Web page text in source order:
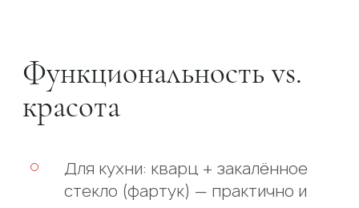
Функциональность vs.
красота
Для кухни: кварц + закалённое
стекло (фартук) — практично и